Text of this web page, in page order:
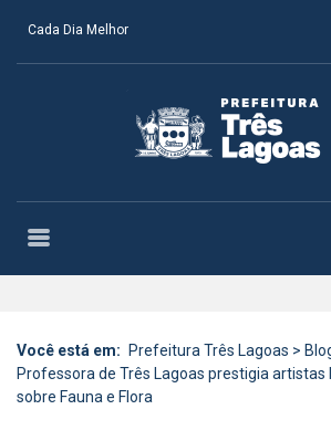
Cada Dia Melhor
Você está em: Prefeitura Três Lagoas >
Professora de Três Lagoas prestigia artistas
sobre Fauna e Flora